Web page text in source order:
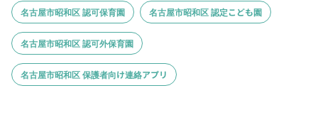
名古屋市昭和区 認可保育園 名古屋市昭和区 認定こども園
名古屋市昭和区 認可外保育園
名古屋市昭和区 保護者向け連絡アプリ